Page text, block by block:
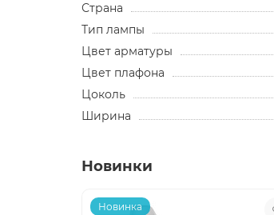
Страна
Тип лампы
Цвет арматуры
Цвет плафона
Цоколь
Ширина
Новинки
Новинка